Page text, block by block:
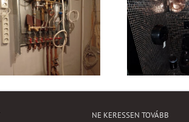
NE KERESSEN TOVÁBB